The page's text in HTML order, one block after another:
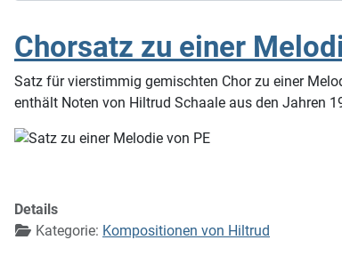
Chorsatz zu einer
Satz für vierstimmig gemischten Chor zu einer
enthält Noten von Hiltrud Schaale aus den Jahren
Details
Kategorie: Kompositionen von Hiltrud